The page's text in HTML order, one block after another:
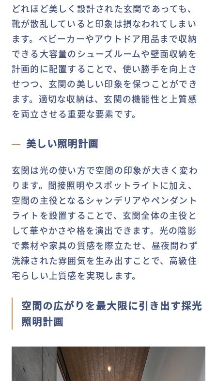
どれほど美しく設計された玄関であっても、
靴が散乱していると印象は損なわれてしまい
ます。ベビーカーやアウトドア用品まで収納
できる大容量のシューズルームや壁面収納を
計画的に配置することで、使い勝手を向上さ
せつつ、玄関の美しい印象を保つことができ
ます。適切な収納は、玄関の機能性と上質感
を両立させる重要な要素です。
美しい照明計画
玄関は光の使い方で空間の印象が大きく変わ
ります。間接照明やスポットライトに加え、
空間の主役となるシャンデリアやペンダント
ライトを設置することで、玄関全体の主役と
して華やかさや格を演出できます。光の陰影
で素材や家具の質感を際立たせ、昼夜問わず
洗練された雰囲気を生み出すことで、高級住
宅らしい上質感を実現します。
空間の広がりを最大限に引き出す採光
照明計画